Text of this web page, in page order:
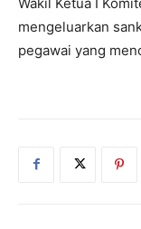
mengeluarkan
pegawai yang